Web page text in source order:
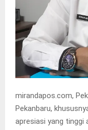
mirandapos.com,
Pekanbaru,
apresiasi yang tinggi